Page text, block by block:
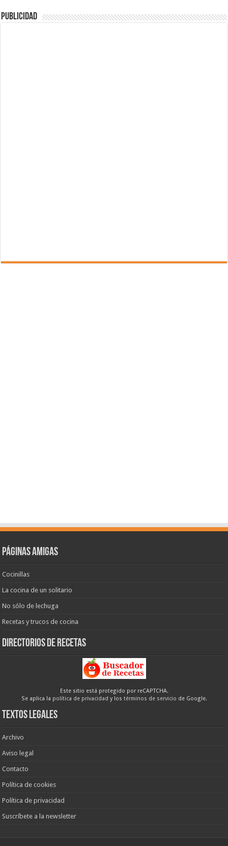
Publicidad
Páginas amigas
Cocinillas
La cocina de un solitario
No sólo de lechuga
Recetas y trucos de cocina
Directorios de recetas
Este sitio está protegido por reCAPTCHA.
Se aplica la política de privacidad y los términos de servicio de Google.
Textos legales
Archivo
Aviso legal
Contacto
Política de cookies
Política de privacidad
Suscríbete a la newsletter